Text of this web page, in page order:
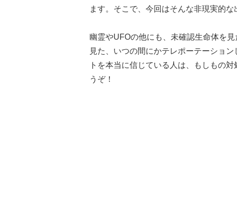
ます。そこで、今回はそんな非現実的
幽霊やUFOの他にも、未確認生命体を
見た、いつの間にかテレポーテーショ
トを本当に信じている人は、もしもの
うぞ！